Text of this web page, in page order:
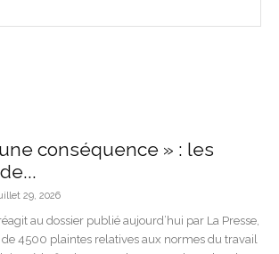
conséquence » : les
29, 2026
au dossier publié aujourd’hui par La Presse,
4500 plaintes relatives aux normes du travail